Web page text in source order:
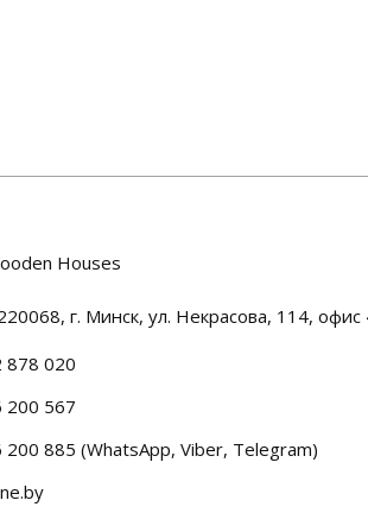
Houses
г. Минск, ул. Некрасова, 114, офис
878 020
200 567
200 885 (WhatsApp, Viber, Telegram)